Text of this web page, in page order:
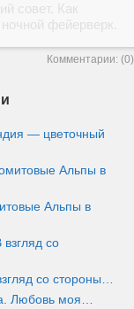
Комментарии: (0)
совет. Как
фейерверк.
— цветочный
Альпы в
Альпы в
со
со стороны…
Любовь моя…